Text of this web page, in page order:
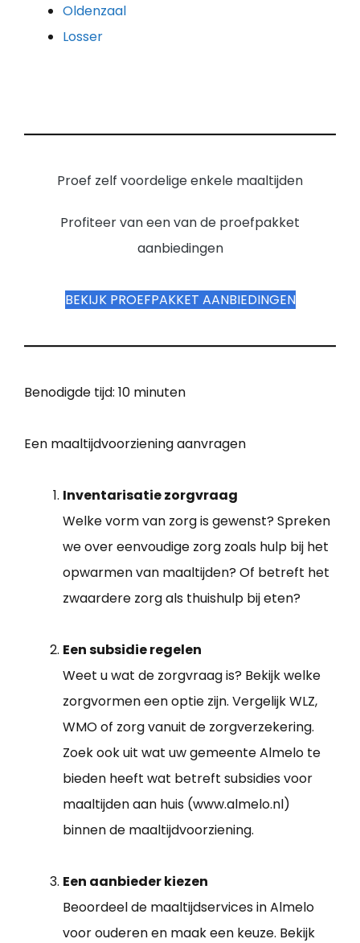
Oldenzaal
Losser
Proef zelf voordelige enkele maaltijden
Profiteer van een van de proefpakket
aanbiedingen
BEKIJK PROEFPAKKET AANBIEDINGEN
Benodigde tijd: 10 minuten
Een maaltijdvoorziening aanvragen
Inventarisatie zorgvraag
Welke vorm van zorg is gewenst? Spreken
we over eenvoudige zorg zoals hulp bij het
opwarmen van maaltijden? Of betreft het
zwaardere zorg als thuishulp bij eten?
Een subsidie regelen
Weet u wat de zorgvraag is? Bekijk welke
zorgvormen een optie zijn. Vergelijk WLZ,
WMO of zorg vanuit de zorgverzekering.
Zoek ook uit wat uw gemeente Almelo te
bieden heeft wat betreft subsidies voor
maaltijden aan huis (www.almelo.nl)
binnen de maaltijdvoorziening.
Een aanbieder kiezen
Beoordeel de maaltijdservices in Almelo
voor ouderen en maak een keuze. Bekijk